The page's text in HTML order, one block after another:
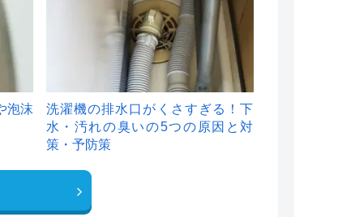
泡沫
洗濯機の排水口がくさすぎる！下
水・汚れの臭いの5つの原因と対
策・予防策